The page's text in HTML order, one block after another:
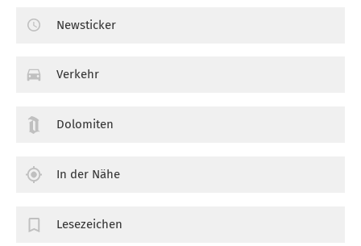
Newsticker
Verkehr
Dolomiten
In der Nähe
Lesezeichen